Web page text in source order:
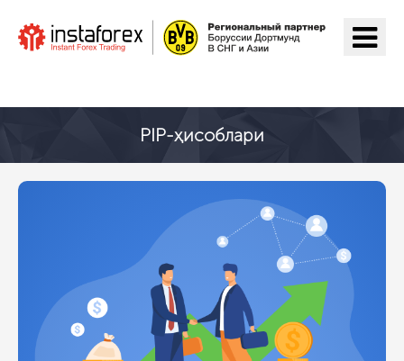
PIP-ҳисоблари